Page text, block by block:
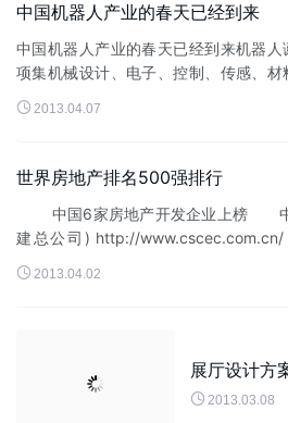
中国机器人产业的春天已经到来
中国机器人产业的春天已经到来机器
项集机械设计、电子、控制、传感、材
学科，背后潜藏着一支巨大的产业大
来，机器人对人类社会产生着日...
 2013.04.07
世界房地产排名500强排行
中国6家房地产开发企业上榜 中
建总公司) http://
http://www.crcc.cn/ 中国...
 2013.04.02
展厅设计方
 2013.03.08